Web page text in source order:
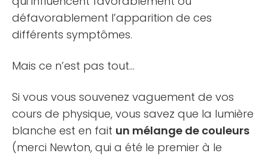
défavorablement l’apparition de ces
différents symptômes.
Mais ce n’est pas tout…
Si vous vous souvenez vaguement de vos
cours de physique, vous savez que la lumière
blanche est en fait un mélange de couleurs
(merci Newton, qui a été le premier à le